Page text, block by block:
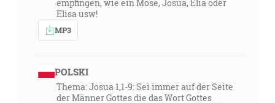
empfingen, wie ein Mose, Josua, Elia oder
Elisa usw!
MP3
POLSKI
Thema: Josua 1,1-9: Sei immer auf der Seite
der Männer Gottes die das Wort Gottes